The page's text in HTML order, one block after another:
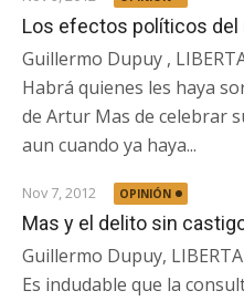
Los efectos políticos del
Guillermo Dupuy ,
Habrá quienes les haya
de Artur Mas de celebrar
aun cuando ya haya...
Nov 7, 2012 OPINIÓN
Mas y el delito sin
Guillermo Dupuy,
Es indudable que la